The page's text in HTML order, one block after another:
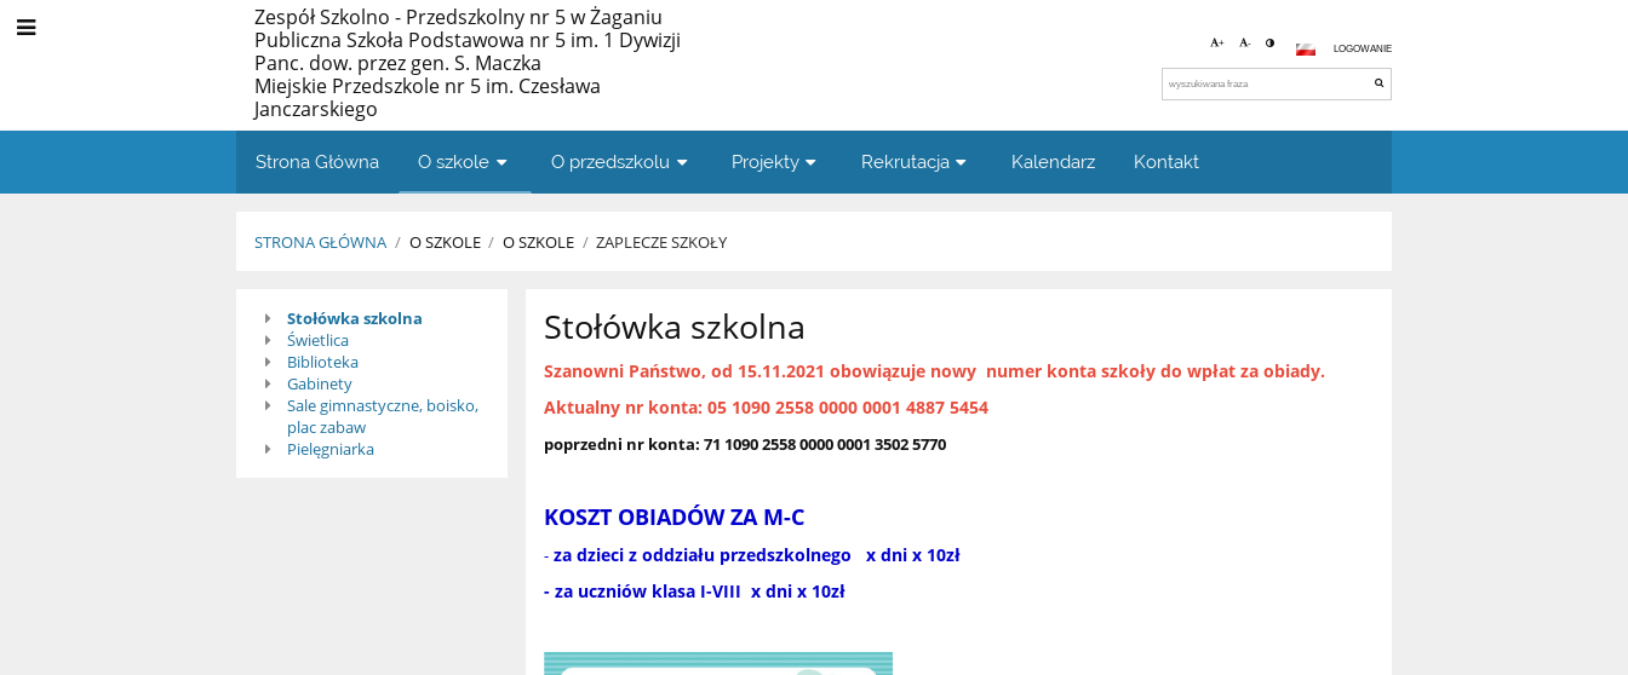
Zespół Szkolno - Przedszkolny nr 5 w Żaganiu
Publiczna Szkoła Podstawowa nr 5 im. 1 Dywizji
Panc. dow. przez gen. S. Maczka
Miejskie Przedszkole nr 5 im. Czesława
Janczarskiego
+ -
LOGOWANIE
Strona Główna O szkole O przedszkolu Projekty Rekrutacja Kalendarz Kontakt
STRONA GŁÓWNA / O SZKOLE / O SZKOLE / ZAPLECZE SZKOŁY
Zaplecze
szkoły
Stołówka szkolna
Świetlica
Biblioteka
Gabinety
Sale gimnastyczne, boisko,
plac zabaw
Pielęgniarka
Stołówka szkolna
Szanowni Państwo, od 15.11.2021 obowiązuje nowy numer konta szkoły do wpłat za obiady.
Aktualny nr konta: 05 1090 2558 0000 0001 4887 5454
poprzedni nr konta: 71 1090 2558 0000 0001 3502 5770
KOSZT OBIADÓW ZA M-C
-za dzieci z oddziału przedszkolnego x dni x 10zł
- za uczniów klasa I-VIII x dni x 10zł